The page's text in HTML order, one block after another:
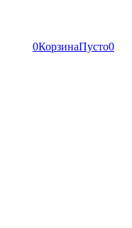
0КорзинаПусто0